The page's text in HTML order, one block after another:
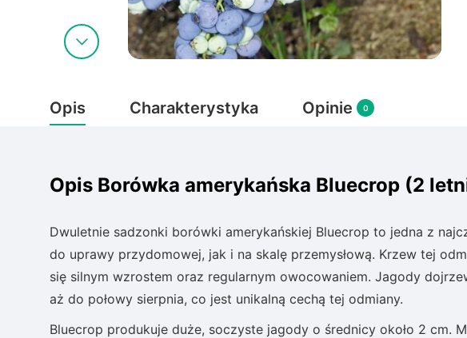
Opis Charakterystyka Opinie 0
Opis Borówka amerykańska Bluecrop (2
Dwuletnie sadzonki borówki amerykańskiej Bluecrop to jedna z
do uprawy przydomowej, jak i na skalę przemysłową. Krzew tej
się silnym wzrostem oraz regularnym owocowaniem. Jagody
aż do połowy sierpnia, co jest unikalną cechą tej odmiany.
Bluecrop produkuje duże, soczyste jagody o średnicy około 2 cm.